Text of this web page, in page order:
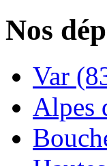
Nos
Var
Alpes